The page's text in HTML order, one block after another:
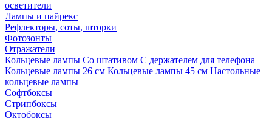
осветители
Лампы и пайрекс
Рефлекторы, соты, шторки
Фотозонты
Отражатели
Кольцевые лампы Со штативом С держателем для телефона
Кольцевые лампы 26 см Кольцевые лампы 45 см Настольные
кольцевые лампы
Софтбоксы
Стрипбоксы
Октобоксы